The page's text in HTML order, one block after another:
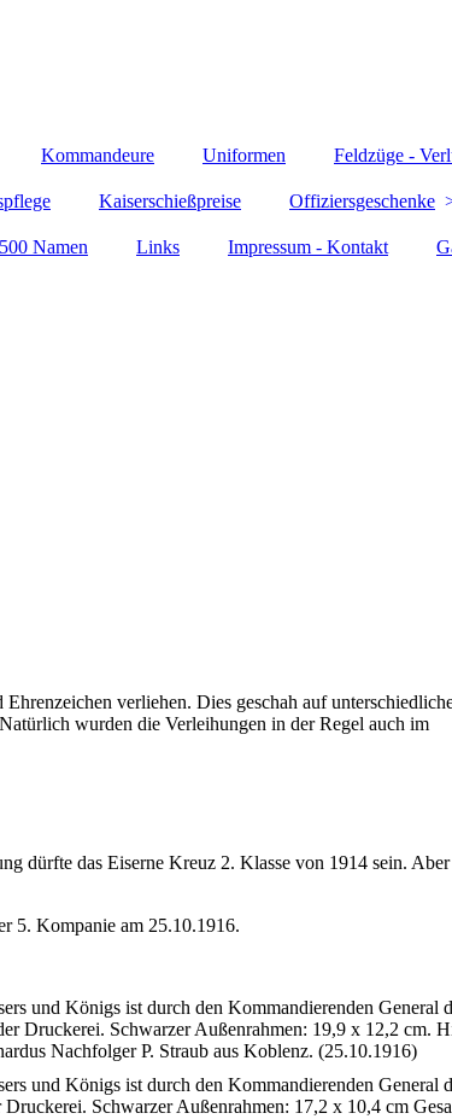
Kommandeure Uniformen Feldzüge -
Kaiserschießpreise Offiziersgeschenke
Namen Links Impressum - Kontakt
verliehen. Dies geschah auf
wurden die Verleihungen in der Regel auch im
dürfte das Eiserne Kreuz 2. Klasse von 1914 sein.
5. Kompanie am 25.10.1916.
und Königs ist durch den Kommandierenden General
Druckerei. Schwarzer Außenrahmen: 19,9 x 12,2 cm.
Nachfolger P. Straub aus Koblenz. (25.10.1916)
und Königs ist durch den Kommandierenden General
Schwarzer Außenrahmen: 17,2 x 10,4 cm